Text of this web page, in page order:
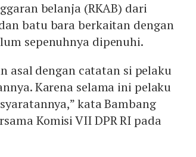
belanja (RKAB) dari
batu bara berkaitan dengan
sepenuhnya dipenuhi.
asal dengan catatan si pelaku
Karena selama ini pelaku
kata Bambang
Komisi VII DPR RI pada